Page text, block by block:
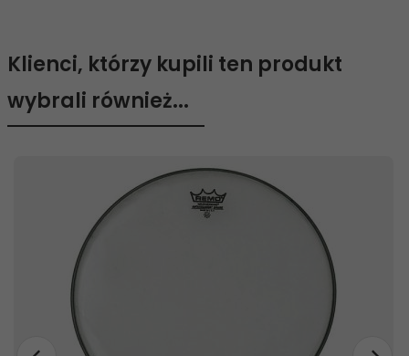
Klienci, którzy kupili ten produkt
wybrali również...